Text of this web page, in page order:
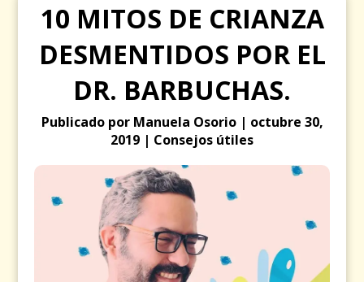
10 MITOS DE CRIANZA
DESMENTIDOS POR EL
DR. BARBUCHAS.
Publicado por Manuela Osorio | octubre 30,
2019 | Consejos útiles